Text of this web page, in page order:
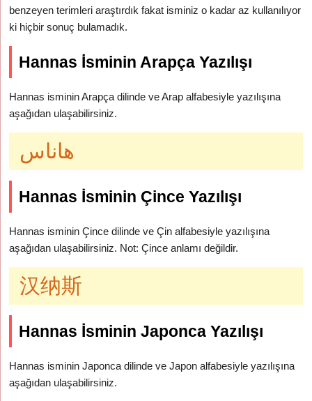
benzeyen terimleri araştırdık fakat isminiz o kadar az kullanılıyor
ki hiçbir sonuç bulamadık.
Hannas İsminin Arapça Yazılışı
Hannas isminin Arapça dilinde ve Arap alfabesiyle yazılışına
aşağıdan ulaşabilirsiniz.
هاناس
Hannas İsminin Çince Yazılışı
Hannas isminin Çince dilinde ve Çin alfabesiyle yazılışına
aşağıdan ulaşabilirsiniz. Not: Çince anlamı değildir.
汉纳斯
Hannas İsminin Japonca Yazılışı
Hannas isminin Japonca dilinde ve Japon alfabesiyle yazılışına
aşağıdan ulaşabilirsiniz.